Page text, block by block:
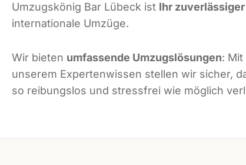
Umzugskönig Bar Lübeck ist Ihr
internationale Umzüge.
Wir bieten umfassende Umzugslösungen:
unserem Expertenwissen stellen wir sicher,
so reibungslos und stressfrei wie möglich